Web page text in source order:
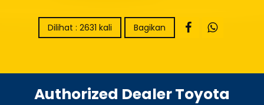
Dilihat : 2631 kali Bagikan
Authorized Dealer Toyota